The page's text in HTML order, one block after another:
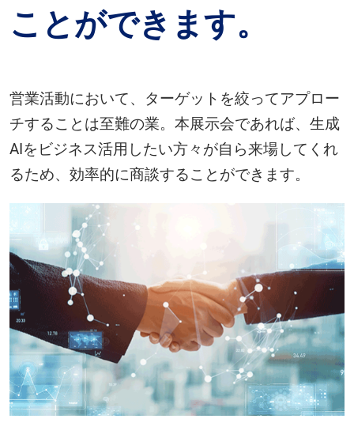
ことができます。
営業活動において、ターゲットを絞ってアプロー
チすることは至難の業。本展示会であれば、生成
AIをビジネス活用したい方々が自ら来場してくれ
るため、効率的に商談することができます。